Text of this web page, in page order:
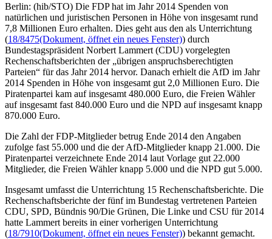
Berlin: (hib/STO) Die FDP hat im Jahr 2014 Spenden von
natürlichen und juristischen Personen in Höhe von insgesamt rund
7,8 Millionen Euro erhalten. Dies geht aus den als Unterrichtung
(18/8475(Dokument, öffnet ein neues Fenster)) durch
Bundestagspräsident Norbert Lammert (CDU) vorgelegten
Rechenschaftsberichten der „übrigen anspruchsberechtigten
Parteien“ für das Jahr 2014 hervor. Danach erhielt die AfD im Jahr
2014 Spenden in Höhe von insgesamt gut 2,0 Millionen Euro. Die
Piratenpartei kam auf insgesamt 480.000 Euro, die Freien Wähler
auf insgesamt fast 840.000 Euro und die NPD auf insgesamt knapp
870.000 Euro.
Die Zahl der FDP-Mitglieder betrug Ende 2014 den Angaben
zufolge fast 55.000 und die der AfD-Mitglieder knapp 21.000. Die
Piratenpartei verzeichnete Ende 2014 laut Vorlage gut 22.000
Mitglieder, die Freien Wähler knapp 5.000 und die NPD gut 5.000.
Insgesamt umfasst die Unterrichtung 15 Rechenschaftsberichte. Die
Rechenschaftsberichte der fünf im Bundestag vertretenen Parteien
CDU, SPD, Bündnis 90/Die Grünen, Die Linke und CSU für 2014
hatte Lammert bereits in einer vorherigen Unterrichtung
(18/7910(Dokument, öffnet ein neues Fenster)) bekannt gemacht.